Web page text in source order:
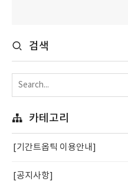
검색
카테고리
[기간트옵틱 이용안내]
[공지사항]